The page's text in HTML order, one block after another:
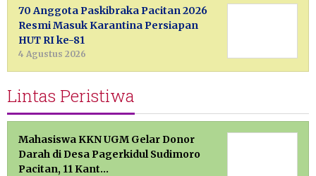
70 Anggota Paskibraka Pacitan 2026
Resmi Masuk Karantina Persiapan
HUT RI ke-81
4 Agustus 2026
Lintas Peristiwa
Mahasiswa KKN UGM Gelar Donor
Darah di Desa Pagerkidul Sudimoro
Pacitan, 11 Kant…